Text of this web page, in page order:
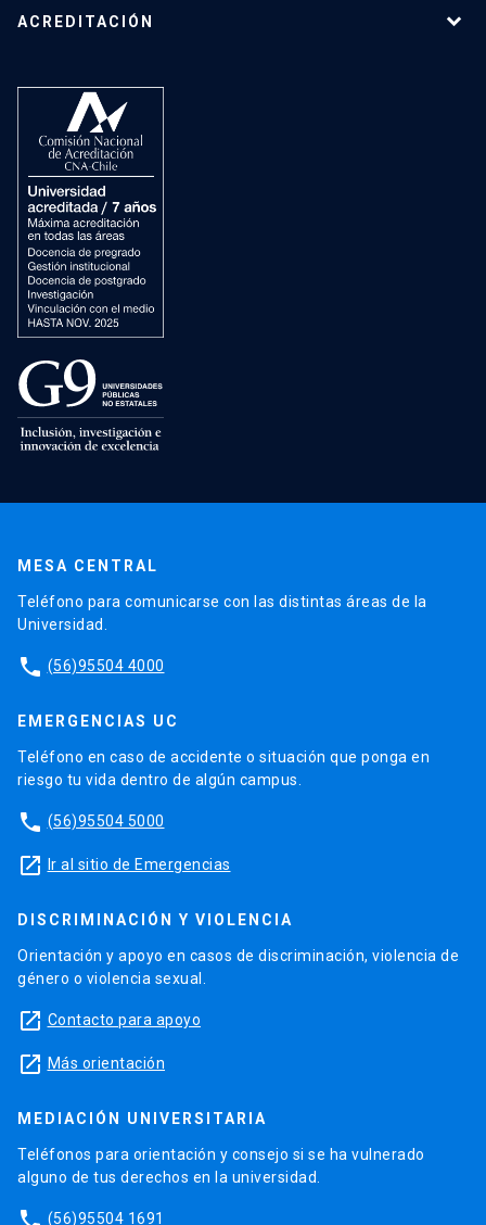
ACREDITACIÓN
MESA CENTRAL
Teléfono para comunicarse con las distintas áreas de la
Universidad.
phone (56)95504 4000
EMERGENCIAS UC
Teléfono en caso de accidente o situación que ponga en
riesgo tu vida dentro de algún campus.
phone (56)95504 5000
launch Ir al sitio de Emergencias
DISCRIMINACIÓN Y VIOLENCIA
Orientación y apoyo en casos de discriminación, violencia de
género o violencia sexual.
launch Contacto para apoyo
launch Más orientación
MEDIACIÓN UNIVERSITARIA
Teléfonos para orientación y consejo si se ha vulnerado
alguno de tus derechos en la universidad.
(56)95504 1691